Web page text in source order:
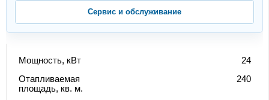
Сервис и обслуживание
Мощность, кВт
24
Отапливаемая
площадь, кв. м.
240